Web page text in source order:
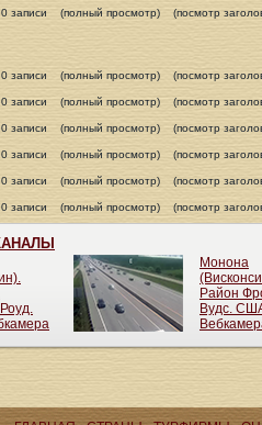
0 записи (полный просмотр) (посмотр
0 записи (полный просмотр) (посмотр
0 записи (полный просмотр) (посмотр
0 записи (полный просмотр) (посмотр
0 записи (полный просмотр) (посмотр
0 записи (полный просмотр) (посмотр
0 записи (полный просмотр) (посмотр